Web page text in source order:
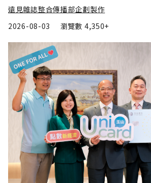
遠見雜誌整合傳播部企劃製作
2026-08-03
瀏覽數 4,350+